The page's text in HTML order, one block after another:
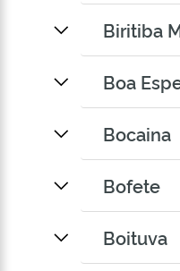
Biritiba
Boa
Bocaina
Bofete
Boituva